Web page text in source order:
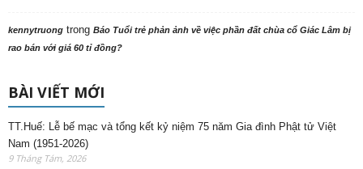
kennytruong trong Báo Tuổi trẻ phản ảnh về việc phần đất chùa cổ Giác Lâm bị
rao bán với giá 60 tỉ đồng?
BÀI VIẾT MỚI
TT.Huế: Lễ bế mạc và tổng kết kỷ niệm 75 năm Gia đình Phật tử Việt
Nam (1951-2026)
9 Tháng Tám, 2026